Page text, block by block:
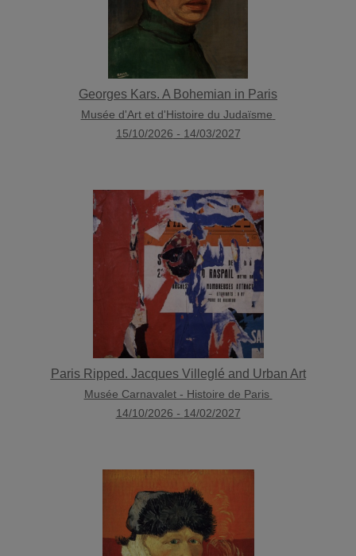
Georges Kars. A Bohemian in Paris
Musée d'Art et d'Histoire du Judaïsme
15/10/2026 - 14/03/2027
Paris Ripped. Jacques Villeglé and Urban Art
Musée Carnavalet - Histoire de Paris
14/10/2026 - 14/02/2027